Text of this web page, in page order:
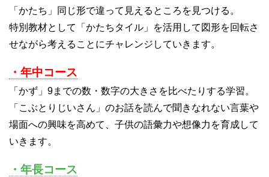
「かたち」同じ形で違って見えるところを見つける。
特別教材として「かたちタイル」を活用して図形を回転さ
せながら考えることにチャレンジしていきます。
・年中コース
「かず」9までの数・数字の大きさを比べたりする学習。
「こぶとりじいさん」のお話を読んで聞きなれない言葉や
場面への興味を高めて、子供の語彙力や想像力を育成して
いきます。
・年長コース